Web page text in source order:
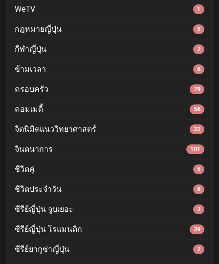
WeTV 1
กฎหมายญี่ปุ่น 5
กีฬาญี่ปุ่น 2
ข้ามเวลา 6
ครอบครัว 79
คอมเมดี้ 56
จิตนิมิตแนววิทยาศาสตร์ 22
จินตนาการ 101
ชีวิตคู่ 5
ชีวิตประจำวัน 8
ซีรีย์ญี่ปุ่น จูบเยอะ 3
ซีรีย์ญี่ปุ่น โรแมนติก 39
ซีรีย์ยากูซ่าญี่ปุ่น 2